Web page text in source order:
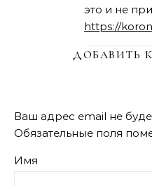
это и не
https://
ДОБАВИТЬ
Ваш адрес email не
Обязательные поля
Имя